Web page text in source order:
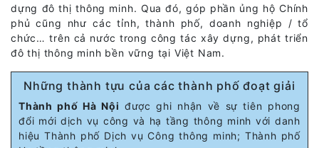
dựng đô thị thông minh. Qua đó, góp phần ủng hộ Chính
phủ cũng như các tỉnh, thành phố, doanh nghiệp / tổ
chức… trên cả nước trong công tác xây dựng, phát triển
đô thị thông minh bền vững tại Việt Nam.
Những thành tựu của các thành phố đoạt giải
Thành phố Hà Nội được ghi nhận về sự tiên phong
đổi mới dịch vụ công và hạ tầng thông minh với danh
hiệu Thành phố Dịch vụ Công thông minh; Thành phố